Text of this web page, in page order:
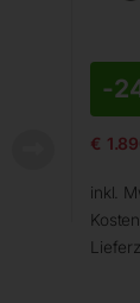
-
€
inkl.